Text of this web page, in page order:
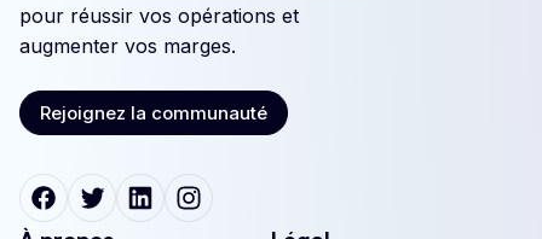
pour réussir vos opérations et
augmenter vos marges.
Rejoignez la communauté
Rejoignez la communauté